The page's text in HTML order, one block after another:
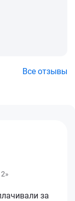
Все отзывы
за